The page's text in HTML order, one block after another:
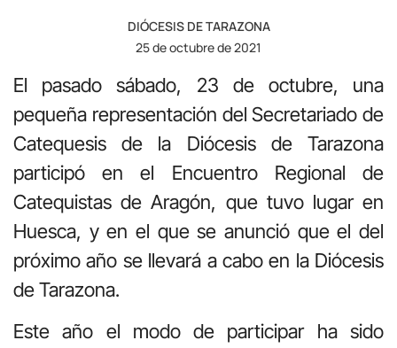
DIÓCESIS DE TARAZONA
25 de octubre de 2021
El pasado sábado, 23 de octubre, una
pequeña representación del Secretariado de
Catequesis de la Diócesis de Tarazona
participó en el Encuentro Regional de
Catequistas de Aragón, que tuvo lugar en
Huesca, y en el que se anunció que el del
próximo año se llevará a cabo en la Diócesis
de Tarazona.
Este año el modo de participar ha sido